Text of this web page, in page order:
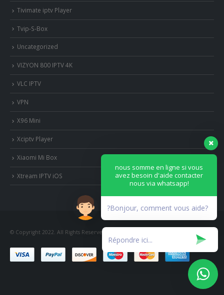
Tivimate iptv Player
Tvip-S-Box
Uncategorized
VIZYON 800 IPTV 4K
VLC IPTV
VPN
X96 Mini
Xciptv Player
Xiaomi Mi Box
Xtream IPTV iOS
© Copyright 2022. All Rights Reserved.
nous somme en ligne si vous
avez besoin d'aide contacter
nous via whatsapp!
?Bonjour, comment vous aide?